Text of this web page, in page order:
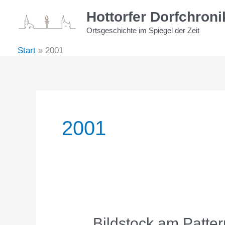
Hottorfer
Ortsgeschichte im Spiegel der Zeit
Start 2001
2001